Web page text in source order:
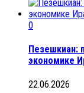
0
Пезешкиан:
экономике
22.06.2026